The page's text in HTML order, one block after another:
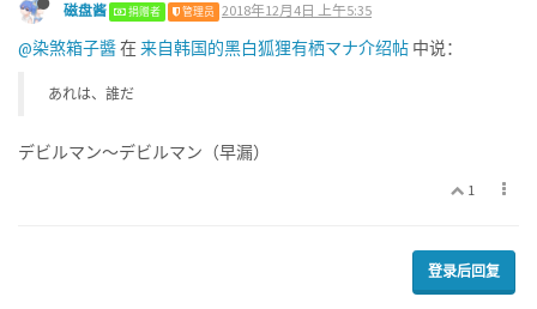
磁盘酱 捐赠者 管理员 2018年12月4日 上午5:35
@染煞箱子醬在来自韩国的黑白狐狸有栖マナ介绍帖 中说：
あれは、誰だ
デビルマン〜デビルマン（早漏）
1
登录后回复